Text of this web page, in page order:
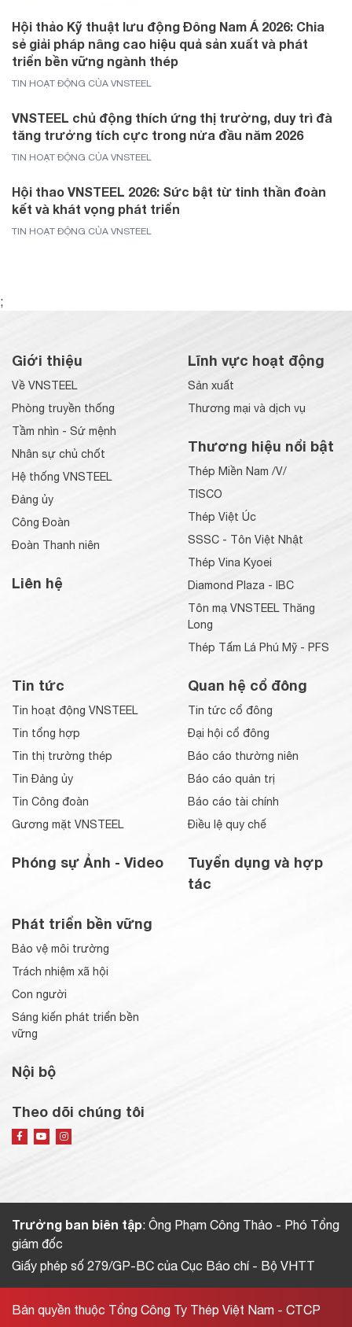
Hội thảo Kỹ thuật lưu động Đông Nam Á 2026: Chia
sẻ giải pháp nâng cao hiệu quả sản xuất và phát
triển bền vững ngành thép
TIN HOẠT ĐỘNG CỦA VNSTEEL
VNSTEEL chủ động thích ứng thị trường, duy trì đà
tăng trưởng tích cực trong nửa đầu năm 2026
TIN HOẠT ĐỘNG CỦA VNSTEEL
Hội thao VNSTEEL 2026: Sức bật từ tinh thần đoàn
kết và khát vọng phát triển
TIN HOẠT ĐỘNG CỦA VNSTEEL
;
Giới thiệu
Về VNSTEEL
Phòng truyền thống
Tầm nhìn - Sứ mệnh
Nhân sự chủ chốt
Hệ thống VNSTEEL
Đảng ủy
Công Đoàn
Đoàn Thanh niên
Liên hệ
Lĩnh vực hoạt động
Sản xuất
Thương mại và dịch vụ
Thương hiệu nổi bật
Thép Miền Nam /V/
TISCO
Thép Việt Úc
SSSC - Tôn Việt Nhật
Thép Vina Kyoei
Diamond Plaza - IBC
Tôn mạ VNSTEEL Thăng
Long
Thép Tấm Lá Phú Mỹ - PFS
Tin tức
Tin hoạt động VNSTEEL
Tin tổng hợp
Tin thị trường thép
Tin Đảng ủy
Tin Công đoàn
Gương mặt VNSTEEL
Phóng sự Ảnh - Video
Quan hệ cổ đông
Tin tức cổ đông
Đại hội cổ đông
Báo cáo thường niên
Báo cáo quản trị
Báo cáo tài chính
Điều lệ quy chế
Tuyển dụng và hợp
tác
Phát triển bền vững
Bảo vệ môi trường
Trách nhiệm xã hội
Con người
Sáng kiến phát triển bền
vững
Nội bộ
Theo dõi chúng tôi
Trưởng ban biên tập: Ông Phạm Công Thảo - Phó Tổng
giám đốc
Giấy phép số 279/GP-BC của Cục Báo chí - Bộ VHTT
Bản quyền thuộc Tổng Công Ty Thép Việt Nam - CTCP